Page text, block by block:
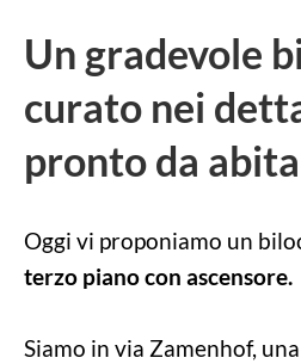
Un gradevole
curato nei
pronto da
Oggi vi proponiamo un
terzo piano con ascensore.
Siamo in via Zamenhof,